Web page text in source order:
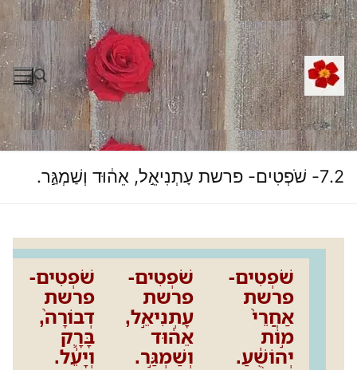
דלג
לתוכן
חפש:
7.2- שֹׁפְטִים- פרשת עָתְנִיאֵ֣ל, אֵה֔וּד וְשַׁמְגַּ֣ר.
שֹׁפְטִים-
פרשת
אַחֲרֵי֙
מ֣וֹת
יְהוֹשֻׁ֔עַ.
שֹׁפְטִים-
פרשת
עָתְנִיאֵ֣ל,
אֵה֔וּד
וְשַׁמְגַּ֣ר.
שֹׁפְטִים-
פרשת
דְבוֹרָה֙,
בָּרָ֛ק
וְיָעֵ֔ל.